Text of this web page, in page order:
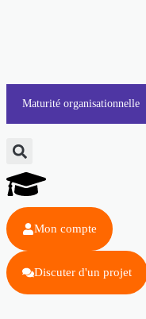
Maturité organisationnelle
Mon compte
Discuter d'un projet